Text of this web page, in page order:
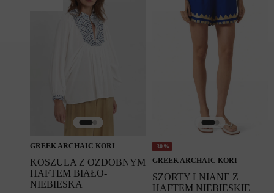
GREEK ARCHAIC KORI
KOSZULA Z OZDOBNYM
HAFTEM BIAŁO-
NIEBIESKA
-30%
GREEK ARCHAIC KORI
SZORTY LNIANE Z
HAFTEM NIEBIESKIE